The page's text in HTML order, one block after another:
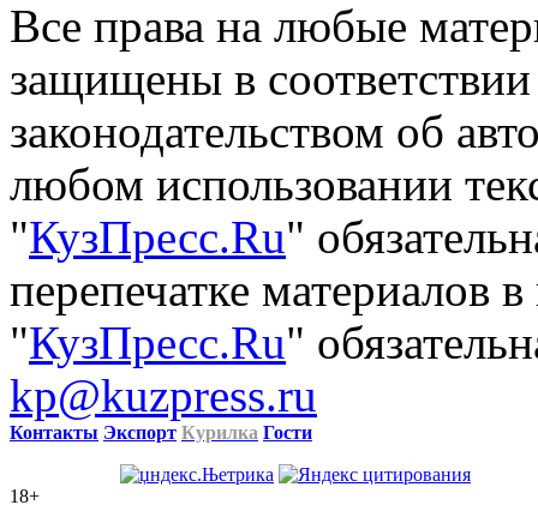
Все права на любые
защищены в
законодательством об
любом использовании
"КузПресс.Ru"
перепечатке материалов
"КузПресс.Ru"
kp@kuzpress.ru
Контакты Экспорт Курилка Гости
18+